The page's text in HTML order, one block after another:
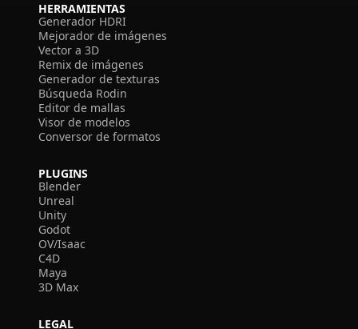
HERRAMIENTAS
Generador HDRI
Mejorador de imágenes
Vector a 3D
Remix de imágenes
Generador de texturas
Búsqueda Rodin
Editor de mallas
Visor de modelos
Conversor de formatos
PLUGINS
Blender
Unreal
Unity
Godot
OV/Isaac
C4D
Maya
3D Max
LEGAL